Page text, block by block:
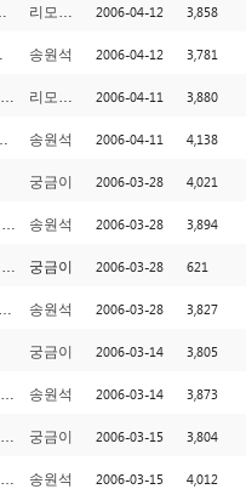
리모트ㅠㅠ 2006-04-12 3,858
송원석 2006-04-12 3,781
atl com+ 등록후 proxy내보내기...관련해서요. 리모트ㅠㅠ 2006-04-11 3,880
송원석 2006-04-11 4,138
궁금이 2006-03-28 4,021
송원석 2006-03-28 3,894
궁금이 2006-03-28 621
송원석 2006-03-28 3,827
궁금이 2006-03-14 3,805
송원석 2006-03-14 3,873
궁금이 2006-03-15 3,804
송원석 2006-03-15 4,012